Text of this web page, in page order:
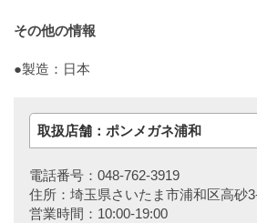
その他の情報
●製造：日本
取扱店舗：ポンメガネ浦和
電話番号：048-762-3919
住所：埼玉県さいたま市浦和区高砂
営業時間：10:00-19:00